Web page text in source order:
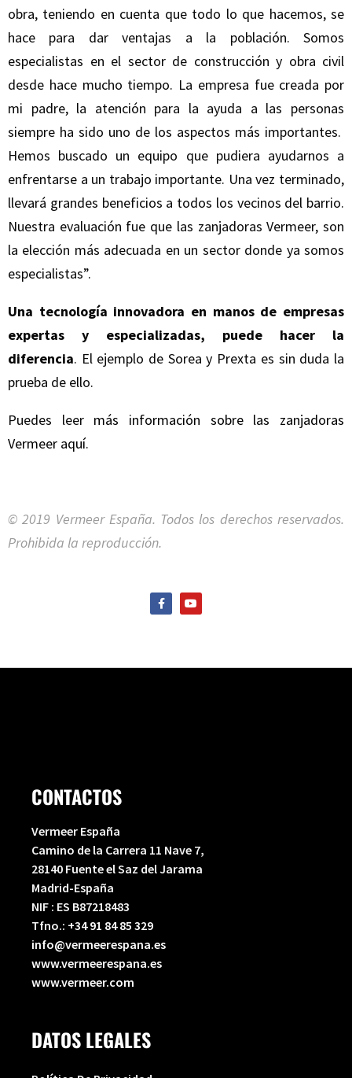
obra, teniendo en cuenta que todo lo que hacemos, se
hace para dar ventajas a la población. Somos
especialistas en el sector de construcción y obra civil
desde hace mucho tiempo. La empresa fue creada por
mi padre, la atención para la ayuda a las personas
siempre ha sido uno de los aspectos más importantes.
Hemos buscado un equipo que pudiera ayudarnos a
enfrentarse a un trabajo importante. Una vez terminado,
llevará grandes beneficios a todos los vecinos del barrio.
Nuestra evaluación fue que las zanjadoras Vermeer, son
la elección más adecuada en un sector donde ya somos
especialistas”.
Una tecnología innovadora en manos de empresas
expertas y especializadas, puede hacer la
diferencia. El ejemplo de Sorea y Prexta es sin duda la
prueba de ello.
Puedes leer más información sobre las zanjadoras
Vermeer aquí.
© 2019 Vermeer España. Todos los derechos reservados.
Prohibida la reproducción.
F
a
c
Y
o
u
CONTACTOS
Vermeer España
Camino de la Carrera 11 Nave 7,
28140 Fuente el Saz del Jarama
Madrid-España
NIF : ES B87218483
Tfno.: +34 91 84 85 329
info@vermeerespana.es
www.vermeerespana.es
www.vermeer.com
DATOS LEGALES